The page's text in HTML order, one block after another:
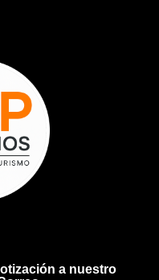
a nuestro